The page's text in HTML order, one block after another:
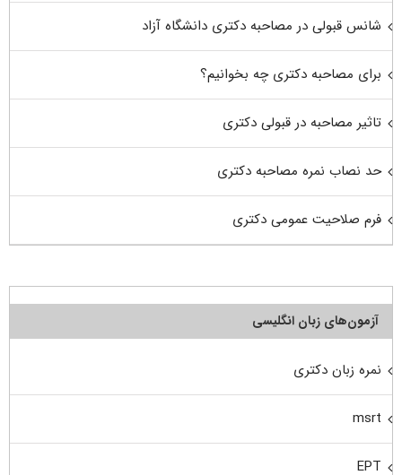
شانس قبولی در مصاحبه دکتری دانشگاه آزاد
برای مصاحبه دکتری چه بخوانیم؟
تاثیر مصاحبه در قبولی دکتری
حد نصاب نمره مصاحبه دکتری
فرم صلاحیت عمومی دکتری
آزمون‌های زبان انگلیسی
نمره زبان دکتری
msrt
EPT